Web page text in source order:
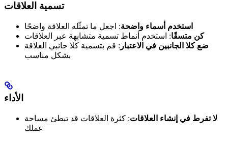
تسمية العلاقات
استخدم أسماء واضحة: اجعل ما تمثّله العلاقة واضحًا
كن متسقًا: استخدم أنماط تسمية متشابهة عبر العلاقات
ضع كلا الجانبين في الاعتبار : قم بتسمية كلا جانبي العلاقة
بشكل مناسب
الأداء
لا تفرط في إنشاء العلاقات: كثرة العلاقات قد تبطئ مساحة
عملك